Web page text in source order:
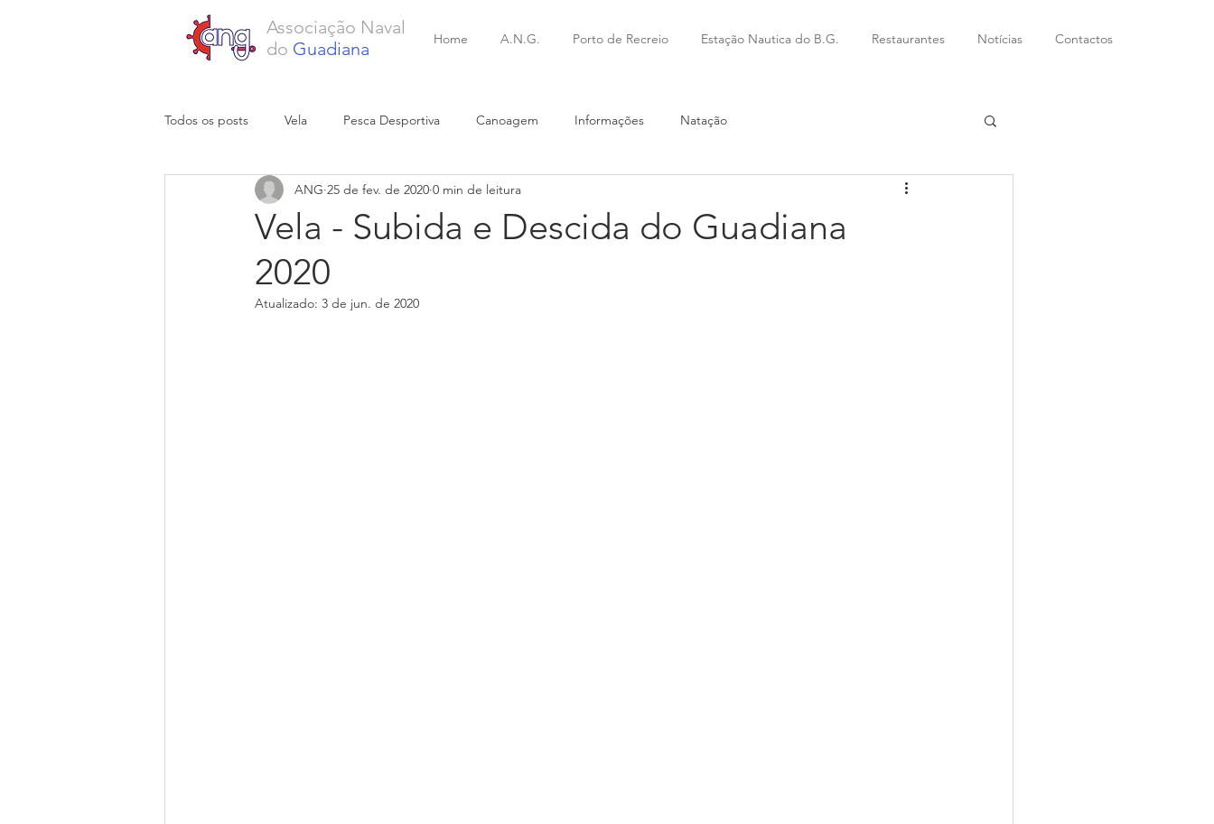
Associação Naval
do Guadiana Home A.N.G. Porto de Recreio Estação Nautica do B.G. Restaurantes Notícias Contactos
Todos os posts Vela Pesca Desportiva Canoagem Informações Natação
Vela - Subida e Descida do Guadiana
2020
ANG 25 de fev. de 2020 0 min de leitura
Atualizado: 3 de jun. de 2020